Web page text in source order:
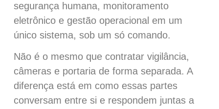
segurança humana, monitoramento
eletrônico e gestão operacional em um
único sistema, sob um só comando.
Não é o mesmo que contratar vigilância,
câmeras e portaria de forma separada. A
diferença está em como essas partes
conversam entre si e respondem juntas a